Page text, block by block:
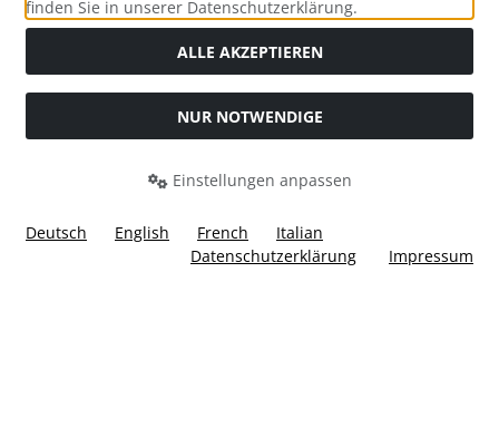
Widerrufsformular
finden Sie in unserer Datenschutzerklärung.
ALLE AKZEPTIEREN
NUR NOTWENDIGE
Einstellungen anpassen
Deutsch English French
Italian
Datenschutzerklärung
Impressum